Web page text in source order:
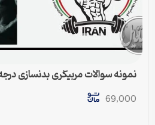
نمونه سوالات مربیگری بدنسازی درجه 2 +
69,000